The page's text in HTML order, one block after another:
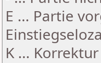
E ... Partie
K ...